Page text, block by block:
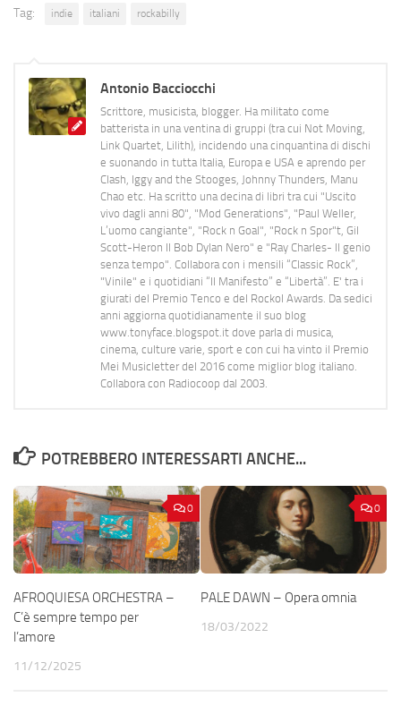
Tag: indie italiani rockabilly
Antonio Bacciocchi
Scrittore, musicista, blogger. Ha militato come
batterista in una ventina di gruppi (tra cui Not Moving,
Link Quartet, Lilith), incidendo una cinquantina di dischi
e suonando in tutta Italia, Europa e USA e aprendo per
Clash, Iggy and the Stooges, Johnny Thunders, Manu
Chao etc. Ha scritto una decina di libri tra cui "Uscito
vivo dagli anni 80", "Mod Generations", "Paul Weller,
L’uomo cangiante", "Rock n Goal", "Rock n Spor"t, Gil
Scott-Heron Il Bob Dylan Nero" e "Ray Charles- Il genio
senza tempo". Collabora con i mensili “Classic Rock”,
"Vinile" e i quotidiani “Il Manifesto” e “Libertà”. E' tra i
giurati del Premio Tenco e del Rockol Awards. Da sedici
anni aggiorna quotidianamente il suo blog
www.tonyface.blogspot.it dove parla di musica,
cinema, culture varie, sport e con cui ha vinto il Premio
Mei Musicletter del 2016 come miglior blog italiano.
Collabora con Radiocoop dal 2003.
POTREBBERO INTERESSARTI ANCHE...
0
AFROQUIESA ORCHESTRA –
C’è sempre tempo per
l’amore
11/12/2025
0
PALE DAWN – Opera omnia
18/03/2022